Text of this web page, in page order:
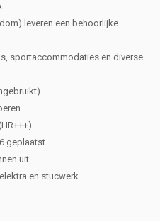
leveren een behoorlijke
sportaccommodaties en diverse
geplaatst
uit
en stucwerk